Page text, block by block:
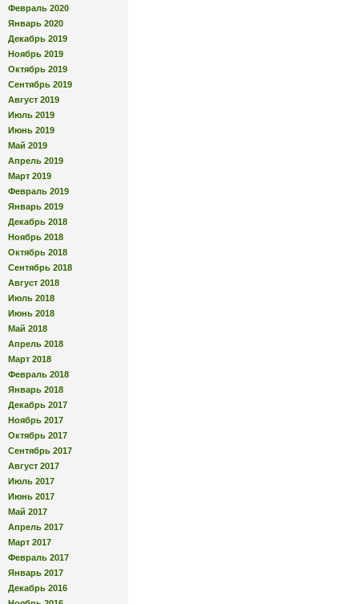
Февраль 2020
Январь 2020
Декабрь 2019
Ноябрь 2019
Октябрь 2019
Сентябрь 2019
Август 2019
Июль 2019
Июнь 2019
Май 2019
Апрель 2019
Март 2019
Февраль 2019
Январь 2019
Декабрь 2018
Ноябрь 2018
Октябрь 2018
Сентябрь 2018
Август 2018
Июль 2018
Июнь 2018
Май 2018
Апрель 2018
Март 2018
Февраль 2018
Январь 2018
Декабрь 2017
Ноябрь 2017
Октябрь 2017
Сентябрь 2017
Август 2017
Июль 2017
Июнь 2017
Май 2017
Апрель 2017
Март 2017
Февраль 2017
Январь 2017
Декабрь 2016